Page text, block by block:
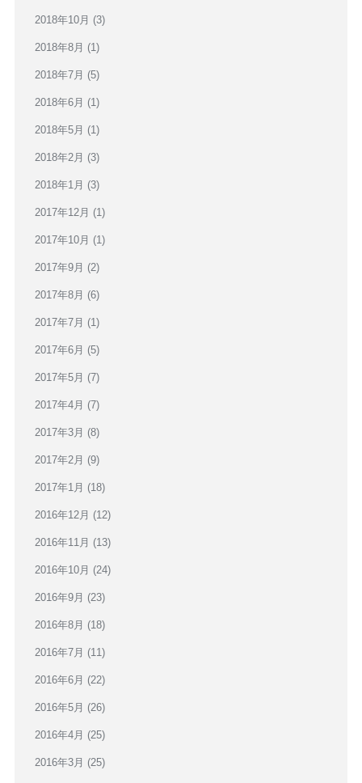
2018年10月 (3)
2018年8月 (1)
2018年7月 (5)
2018年6月 (1)
2018年5月 (1)
2018年2月 (3)
2018年1月 (3)
2017年12月 (1)
2017年10月 (1)
2017年9月 (2)
2017年8月 (6)
2017年7月 (1)
2017年6月 (5)
2017年5月 (7)
2017年4月 (7)
2017年3月 (8)
2017年2月 (9)
2017年1月 (18)
2016年12月 (12)
2016年11月 (13)
2016年10月 (24)
2016年9月 (23)
2016年8月 (18)
2016年7月 (11)
2016年6月 (22)
2016年5月 (26)
2016年4月 (25)
2016年3月 (25)